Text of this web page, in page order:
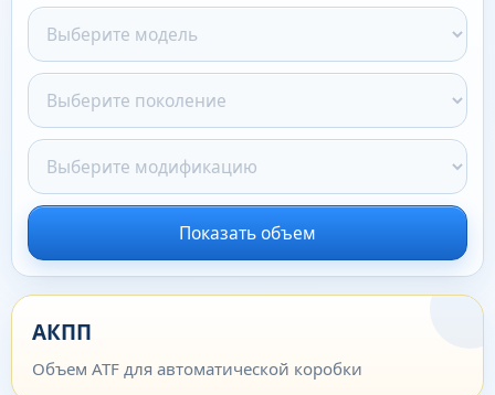
Показать объем
АКПП
Объем ATF для автоматической коробки